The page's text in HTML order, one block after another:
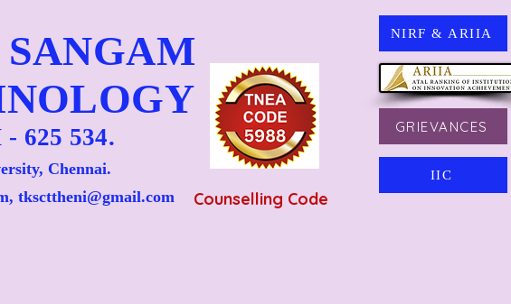
625 534.
Chennai.
tkscttheni@gmail.com
Counselling Code
NIRF & ARIIA
GRIEVANCES
IIC